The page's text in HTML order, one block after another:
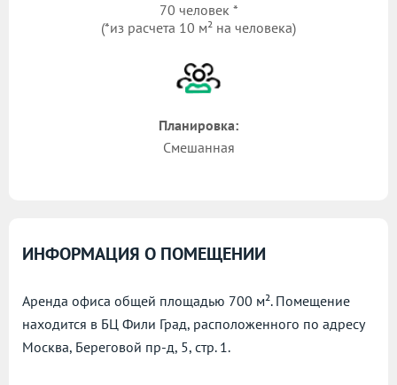
70 человек *
(*из расчета 10 м² на человека)
Планировка:
Смешанная
ИНФОРМАЦИЯ О ПОМЕЩЕНИИ
Аренда офиса общей площадью 700 м². Помещение
находится в БЦ Фили Град, расположенного по адресу
Москва, Береговой пр-д, 5, стр. 1.